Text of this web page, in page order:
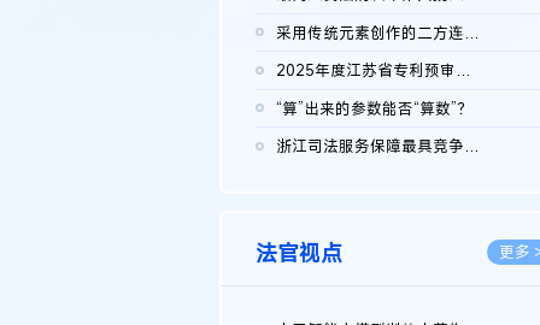
采用传统元素创作的二方连续装饰图案作品的独创性及侵权对比认定
2025年度江苏省专利预审典型案例
“算”出来的参数能否“算数”？
浙江司法服务保障最具竞争力营商环境建设典型案例（第二批）含侵...
法官视点 更多